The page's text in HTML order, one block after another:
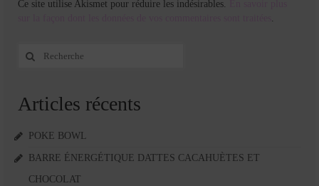
Ce site utilise Akismet pour réduire les indésirables.
.
Rechercher
Articles récents
POKE BOWL
BARRE ÉNERGÉTIQUE DATTES CACAHUÈTES ET
CHOCOLAT